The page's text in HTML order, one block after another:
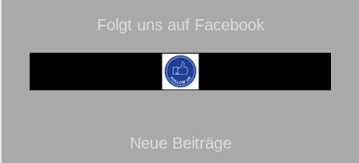
Folgt uns auf Facebook
Neue Beiträge